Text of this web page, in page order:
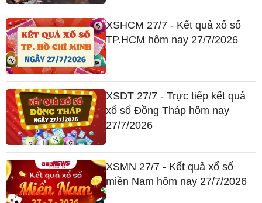
XSHCM 27/7 - Kết quả xổ số
TP.HCM hôm nay 27/7/2026
XSDT 27/7 - Trực tiếp kết quả
xổ số Đồng Tháp hôm nay
27/7/2026
XSMN 27/7 - Kết quả xổ số
miền Nam hôm nay 27/7/2026